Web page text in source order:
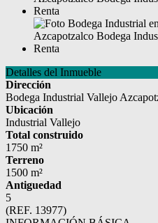
Detalles del Inmueble
Dirección
Bodega Industrial Vallejo
Ubicación
Industrial Vallejo
Total construido
1750 m²
Terreno
1500 m²
Antiguedad
5
(REF. 13977)